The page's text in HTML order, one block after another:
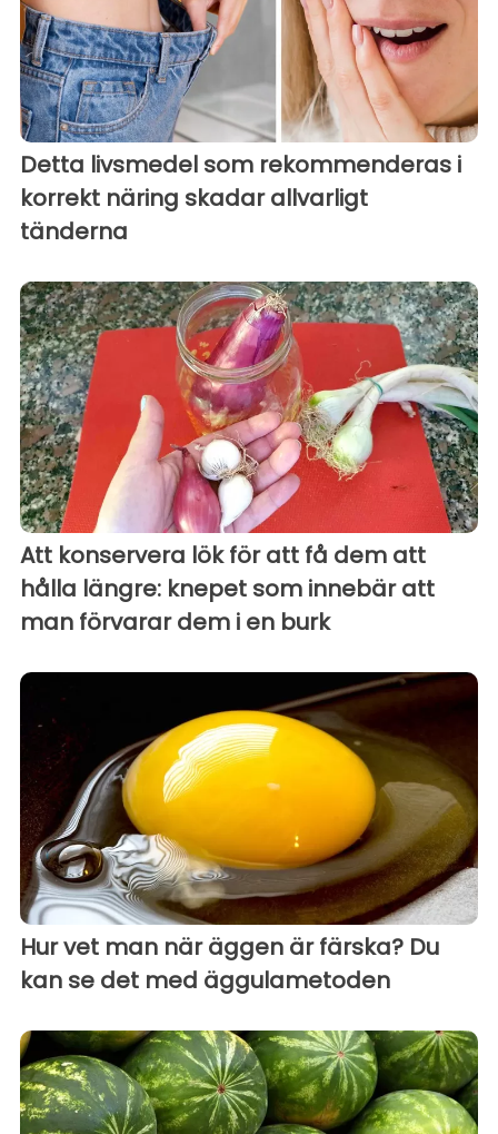
Detta livsmedel som rekommenderas i
korrekt näring skadar allvarligt
tänderna
Att konservera lök för att få dem att
hålla längre: knepet som innebär att
man förvarar dem i en burk
Hur vet man när äggen är färska? Du
kan se det med äggulametoden